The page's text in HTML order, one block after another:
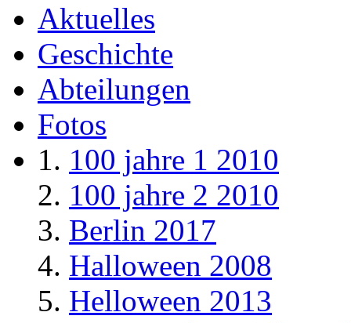
Aktuelles
Geschichte
Abteilungen
Fotos
100 jahre 1 2010
100 jahre 2 2010
Berlin 2017
Halloween 2008
Helloween 2013